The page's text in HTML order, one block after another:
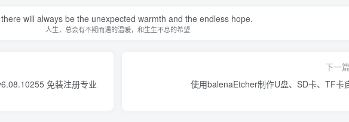
will always be the unexpected warmth and the endless hope.
人生，总会有不期而遇的温暖，和生生不息的希望
免装注册专业
下一
使用balenaEtcher制作U盘、SD卡、TF卡